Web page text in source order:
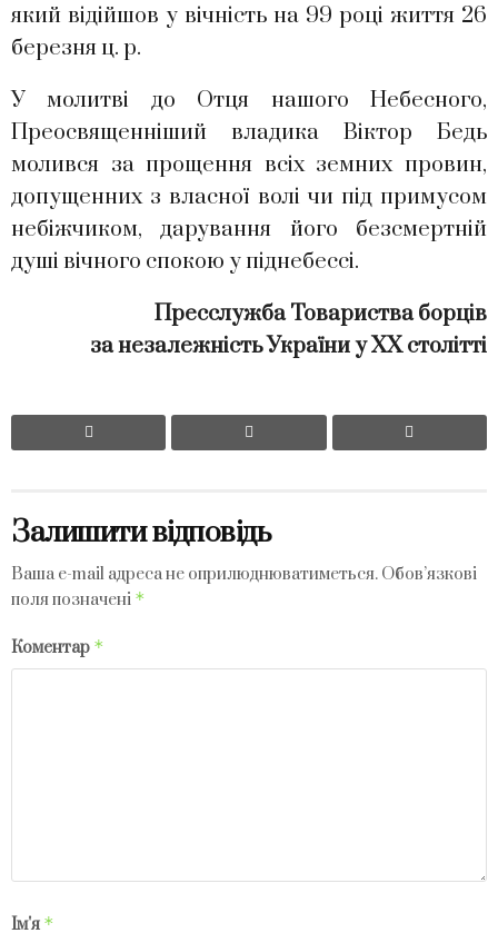
який відійшов у вічність на 99 році життя 26
березня ц. р.
У молитві до Отця нашого Небесного,
Преосвященніший владика Віктор Бедь
молився за прощення всіх земних провин,
допущенних з власної волі чи під примусом
небіжчиком, дарування його безсмертній
душі вічного спокою у піднебессі.
Пресслужба Товариства борців
за незалежність України у ХХ столітті
Залишити відповідь
Ваша e-mail адреса не оприлюднюватиметься. Обов’язкові
поля позначені *
Коментар *
Ім'я *